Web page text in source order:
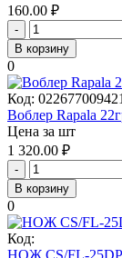
160.00 ₽
-
В корзину
0
Код: 022677009421
Воблер Rapala
Цена за шт
1 320.00 ₽
-
В корзину
0
Код:
НОЖ CS/FL-